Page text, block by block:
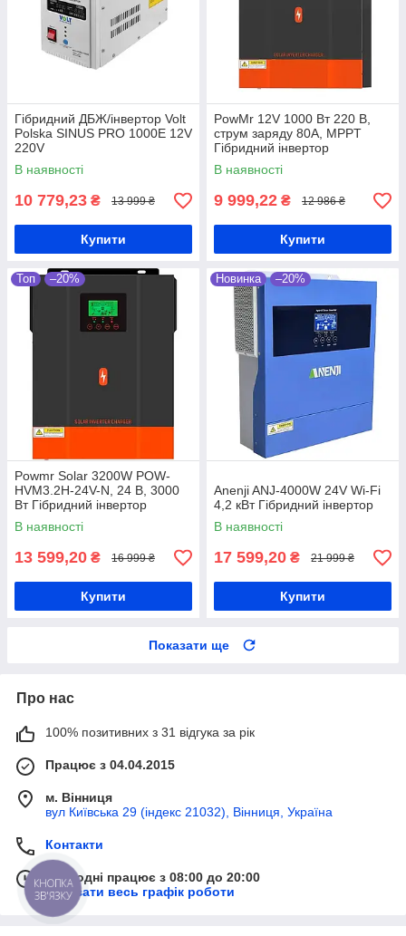
Гібридний ДБЖ/інвертор Volt
Polska SINUS PRO 1000E 12V
220V
В наявності
10 779,23 ₴ 13 999 ₴
Купити
PowMr 12V 1000 Вт 220 В,
струм заряду 80А, MPPT
Гібридний інвертор
В наявності
9 999,22 ₴ 12 986 ₴
Купити
Топ –20%
Powmr Solar 3200W POW-
HVM3.2H-24V-N, 24 В, 3000
Вт Гібридний інвертор
В наявності
13 599,20 ₴ 16 999 ₴
Купити
Новинка –20%
Anenji ANJ-4000W 24V Wi-Fi
4,2 кВт Гібридний інвертор
В наявності
17 599,20 ₴ 21 999 ₴
Купити
Показати ще
Про нас
100% позитивних з 31 відгука за рік
Працює з 04.04.2015
м. Вінниця
вул Київська 29 (індекс 21032), Вінниця, Україна
Контакти
Сьогодні працює з 08:00 до 20:00
Показати весь графік роботи
КНОПКА
ЗВ'ЯЗКУ